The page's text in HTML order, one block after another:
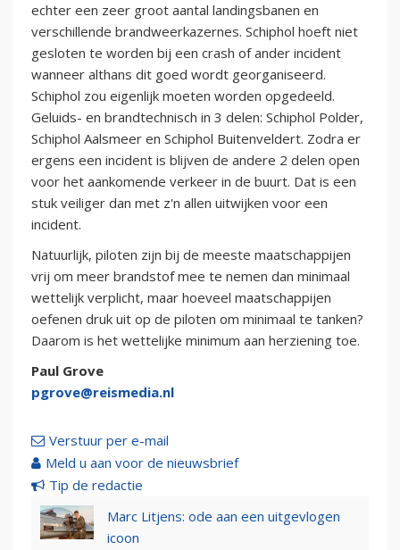
echter een zeer groot aantal landingsbanen en
verschillende brandweerkazernes. Schiphol hoeft niet
gesloten te worden bij een crash of ander incident
wanneer althans dit goed wordt georganiseerd.
Schiphol zou eigenlijk moeten worden opgedeeld.
Geluids- en brandtechnisch in 3 delen: Schiphol Polder,
Schiphol Aalsmeer en Schiphol Buitenveldert. Zodra er
ergens een incident is blijven de andere 2 delen open
voor het aankomende verkeer in de buurt. Dat is een
stuk veiliger dan met z'n allen uitwijken voor een
incident.
Natuurlijk, piloten zijn bij de meeste maatschappijen
vrij om meer brandstof mee te nemen dan minimaal
wettelijk verplicht, maar hoeveel maatschappijen
oefenen druk uit op de piloten om minimaal te tanken?
Daarom is het wettelijke minimum aan herziening toe.
Paul Grove
pgrove@reismedia.nl
Verstuur per e-mail
Meld u aan voor de nieuwsbrief
Tip de redactie
Marc Litjens: ode aan een uitgevlogen
icoon